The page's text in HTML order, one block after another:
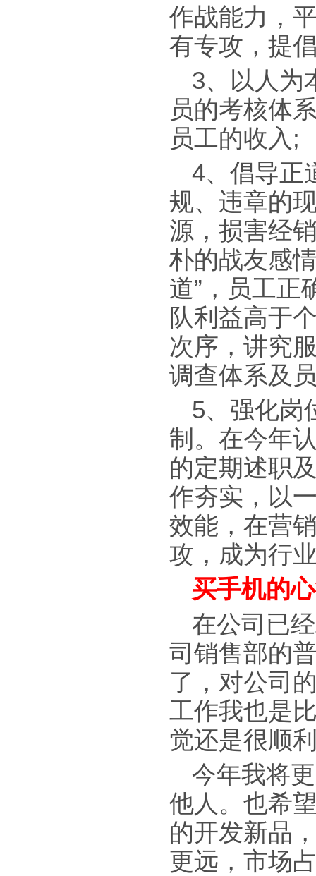
作战能力，
有专攻，提
3、以人为
员的考核体
员工的收入;
4、倡导正
规、违章的
源，损害经
朴的战友感
道”，员工正
队利益高于
次序，讲究
调查体系及
5、强化岗
制。在今年
的定期述职
作夯实，以
效能，在营
攻，成为行
买手机的
在公司已
司销售部的
了，对公司
工作我也是
觉还是很顺
今年我将
他人。也希
的开发新品
更远，市场